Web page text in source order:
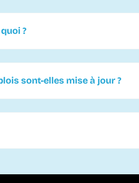
?
sont-elles mise à jour ?